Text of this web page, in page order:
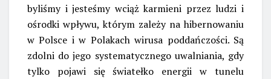
byliśmy i jesteśmy wciąż karmieni przez ludzi i
ośrodki wpływu, którym zależy na hibernowaniu
w Polsce i w Polakach wirusa poddańczości. Są
zdolni do jego systematycznego uwalniania, gdy
tylko pojawi się światełko energii w tunelu